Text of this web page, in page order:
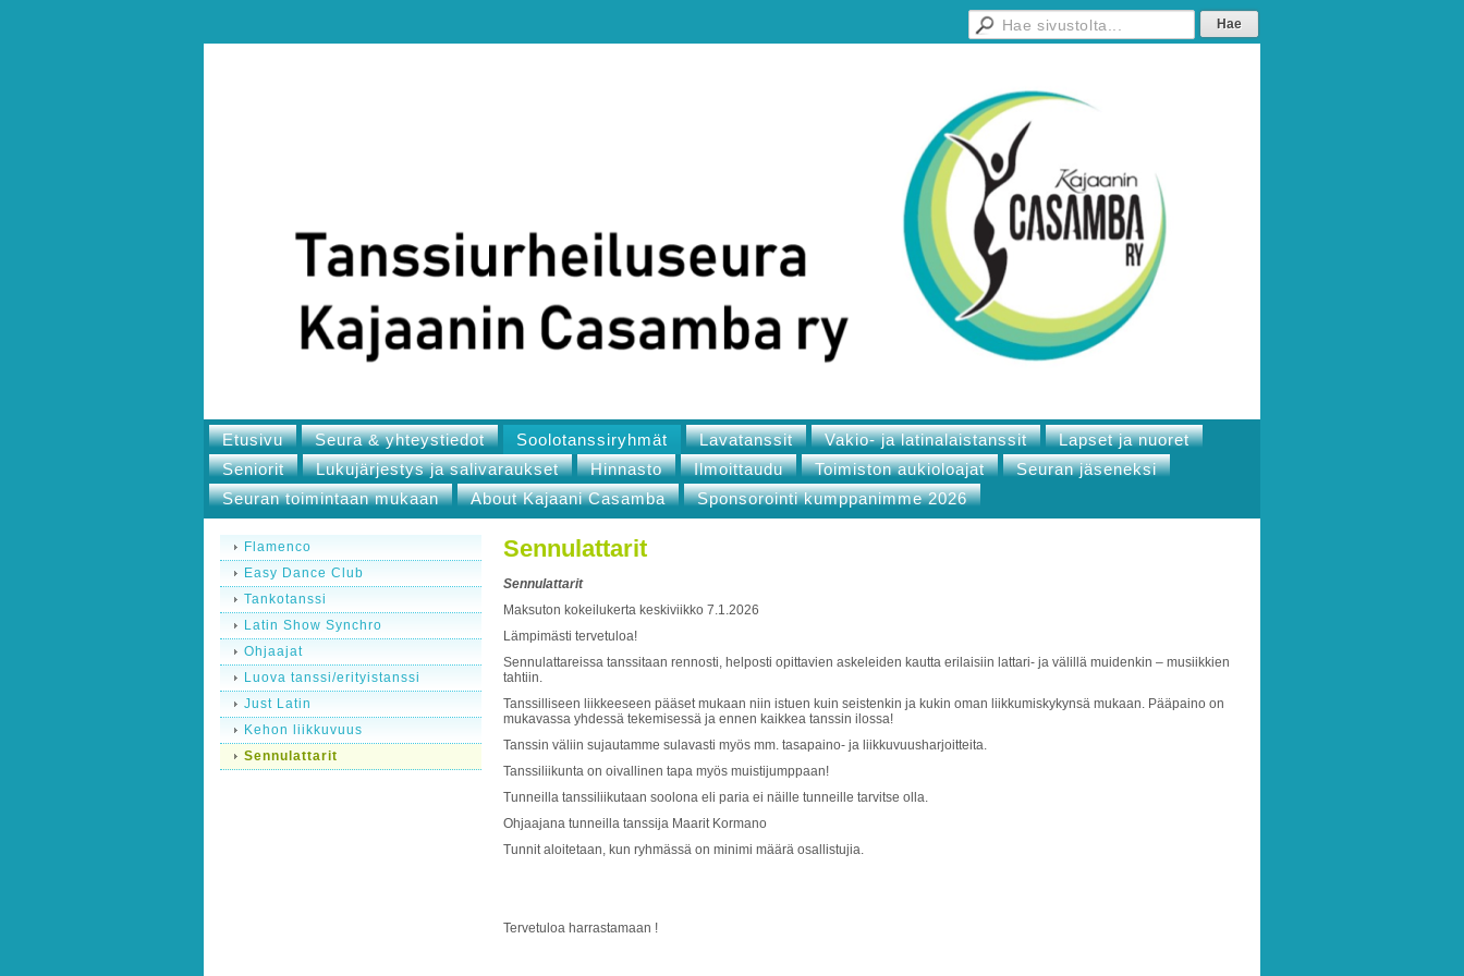
Etusivu Seura & yhteystiedot Soolotanssiryhmät Lavatanssit Vakio- ja latinalaistanssit
Lapset ja nuoret
Seniorit
Lukujärjestys ja salivaraukset Hinnasto Ilmoittaudu Toimiston aukioloajat
Seuran jäseneksi
Seuran toimintaan mukaan
About Kajaani Casamba Sponsorointi kumppanimme 2026
Sennulattarit
Sennulattarit
Maksuton kokeilukerta keskiviikko 7.1.2026
Lämpimästi tervetuloa!
Sennulattareissa tanssitaan rennosti, helposti opittavien askeleiden kautta erilaisiin lattari- ja välillä muidenkin – musiikkien
tahtiin.
Tanssilliseen liikkeeseen pääset mukaan niin istuen kuin seistenkin ja kukin oman liikkumiskykynsä mukaan. Pääpaino on
mukavassa yhdessä tekemisessä ja ennen kaikkea tanssin ilossa!
Tanssin väliin sujautamme sulavasti myös mm. tasapaino- ja liikkuvuusharjoitteita.
Tanssiliikunta on oivallinen tapa myös muistijumppaan!
Tunneilla tanssiliikutaan soolona eli paria ei näille tunneille tarvitse olla.
Ohjaajana tunneilla tanssija Maarit Kormano
Tunnit aloitetaan, kun ryhmässä on minimi määrä osallistujia.
Tervetuloa harrastamaan !
Flamenco
Easy Dance Club
Tankotanssi
Latin Show Synchro
Ohjaajat
Luova tanssi/erityistanssi
Just Latin
Kehon liikkuvuus
Sennulattarit